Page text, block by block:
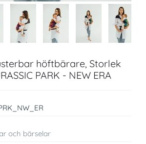
höftbärare, Storlek
PARK - NEW ERA
och bärselar